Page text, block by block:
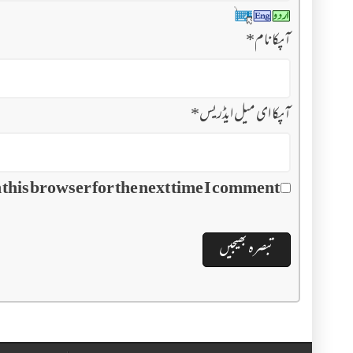
آپکا نام*
آپکا ای میل ایڈریس*
browser for the next time I comment.